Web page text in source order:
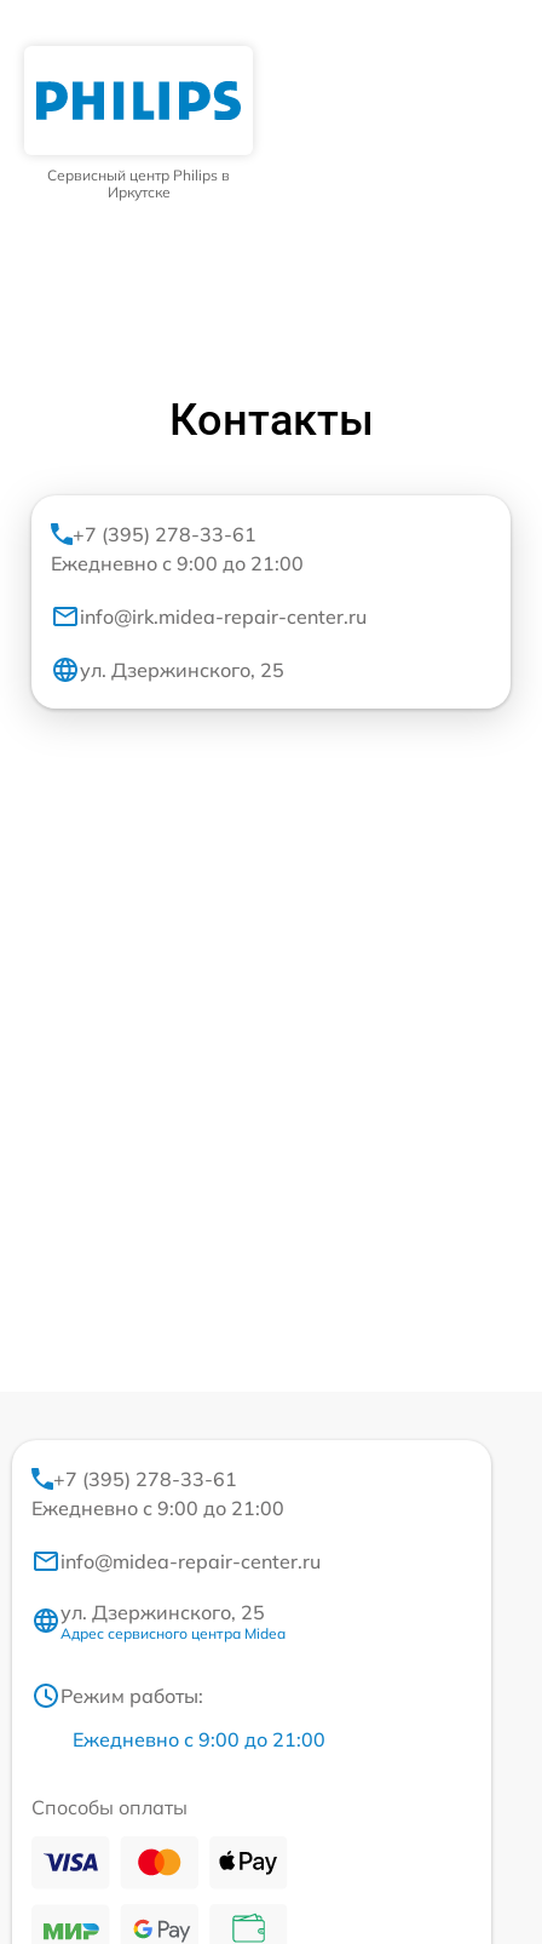
Сервисный центр Philips в
Иркутске
Контакты
+7 (395) 278-33-61
Ежедневно с 9:00 до 21:00
info@irk.midea-repair-center.ru
ул. Дзержинского, 25
+7 (395) 278-33-61
Ежедневно с 9:00 до 21:00
info@midea-repair-center.ru
ул. Дзержинского, 25
Адрес сервисного центра Midea
Режим работы:
Ежедневно с 9:00 до 21:00
Способы оплаты